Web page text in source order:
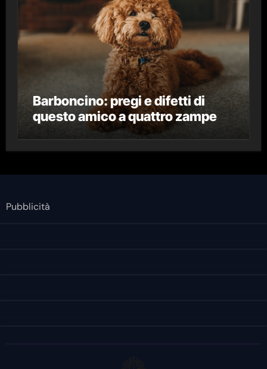
Barboncino: pregi e difetti di
questo amico a quattro zampe
Pubblicità